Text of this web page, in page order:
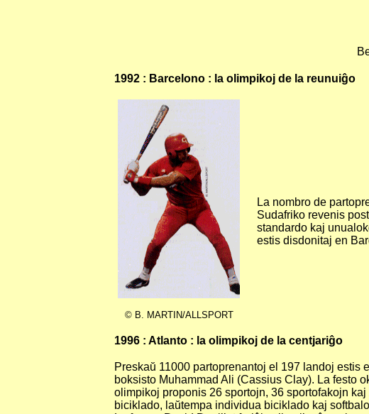
1992 : Barcelono : la olimpikoj de la reunuiĝo
© B. MARTIN/ALLSPORT
La nombro de
Sudafriko revenis
standardo kaj
estis disdonitaj en
1996 : Atlanto : la olimpikoj de la centjariĝo
Preskaŭ 11000 partoprenantoj el 197 landoj estis
boksisto Muhammad Ali (Cassius Clay). La festo
olimpikoj proponis 26 sportojn, 36 sportofakojn
biciklado, laŭtempa individua biciklado kaj